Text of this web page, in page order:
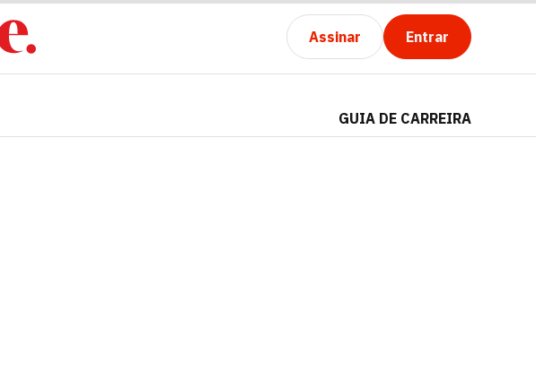
Assinar Entrar
GUIA DE CARREIRA